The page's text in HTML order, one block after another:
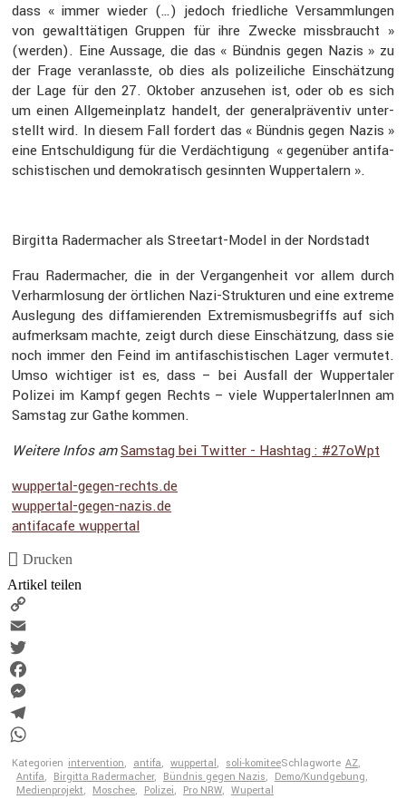
dass « immer wieder (…) jedoch fried­liche Versamm­lungen
von gewalt­tä­tigen Gruppen für ihre Zwecke missbraucht »
(werden). Eine Aussage, die das « Bündnis gegen Nazis » zu
der Frage veran­lasste, ob dies als polizei­liche Einschät­zung
der Lage für den 27. Oktober anzusehen ist, oder ob es sich
um einen Allge­mein­platz handelt, der general­prä­ventiv unter­
stellt wird. In diesem Fall fordert das « Bündnis gegen Nazis »
eine Entschul­di­gung für die Verdäch­ti­gung « gegen­über antifa­
schis­ti­schen und demokra­tisch gesinnten Wupper­ta­lern ».
Birgitta Rader­ma­cher als Streetart-Model in der Nordstadt
Frau Rader­ma­cher, die in der Vergan­gen­heit vor allem durch
Verharm­lo­sung der örtli­chen Nazi-Struk­turen und eine extreme
Ausle­gung des diffa­mie­renden Extre­mis­mus­be­griffs auf sich
aufmerksam machte, zeigt durch diese Einschät­zung, dass sie
noch immer den Feind im antifa­schis­ti­schen Lager vermutet.
Umso wichtiger ist es, dass – bei Ausfall der Wupper­taler
Polizei im Kampf gegen Rechts – viele Wupper­ta­le­rInnen am
Samstag zur Gathe kommen.
Weitere Infos amSamstag bei Twitter - Hashtag : #27oWpt
wuppertal​-gegen​-rechts​.de
wuppertal​-gegen​-nazis​.de
antifa­cafe wuppertal
Drucken
Artikel teilen
Copy
Link
Email
Twitter
Facebook
Messenger
Telegram
WhatsApp
Kategorien intervention, antifa, wuppertal, soli-komiteeSchlagworte AZ,
Antifa, Birgitta Radermacher, Bündnis gegen Nazis, Demo/Kundgebung,
Medienprojekt, Moschee, Polizei, Pro NRW, Wupertal